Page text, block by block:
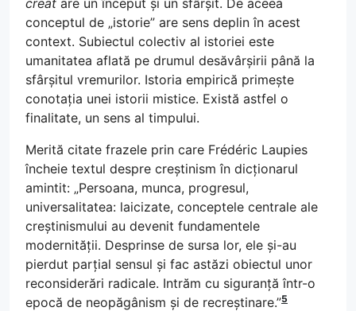
conceptul de „istorie” are sens deplin în acest
context. Subiectul colectiv al istoriei este
umanitatea aflată pe drumul desăvârșirii până la
sfârșitul vremurilor. Istoria empirică primește
conotația unei istorii mistice. Există astfel o
finalitate, un sens al timpului.
Merită citate frazele prin care Frédéric Laupies
încheie textul despre creștinism în dicționarul
amintit: „Persoana, munca, progresul,
universalitatea: laicizate, conceptele centrale ale
creștinismului au devenit fundamentele
modernității. Desprinse de sursa lor, ele și-au
pierdut parțial sensul și fac astăzi obiectul unor
reconsiderări radicale. Intrăm cu siguranță într-o
epocă de neopăgânism și de recreștinare.”5